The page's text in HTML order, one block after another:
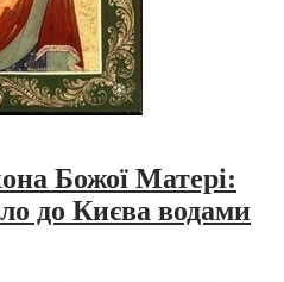
Божої Матері:
до Києва водами